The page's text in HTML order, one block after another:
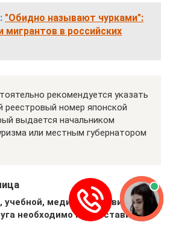
"Обидно называют чурками":
мигрантов в российских
рекомендуется указать
реестровый номер японской
выдается начальником
или местным губернатором
учебной, медицинской визы и
необходимо предоставить: